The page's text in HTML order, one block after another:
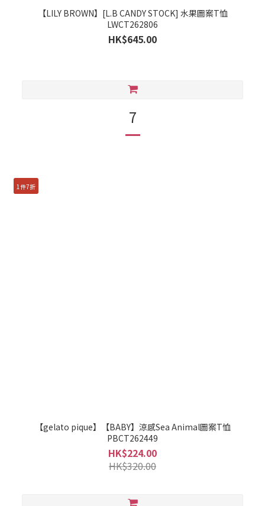
【LILY BROWN】[L.B CANDY STOCK] 水果圖案T恤
LWCT262806
HK$645.00
7
1件7折
【gelato pique】【BABY】涼感Sea Animal圖案T恤
PBCT262449
HK$224.00
HK$320.00